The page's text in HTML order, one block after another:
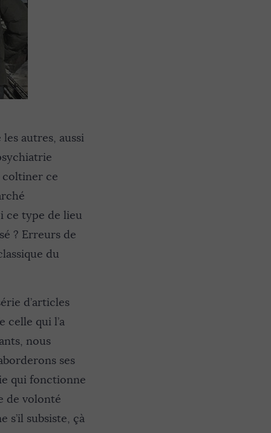
autres, aussi
coltiner ce
ce type de lieu
? Erreurs de
du
d’articles
celle qui l’a
nous
ses
qui fonctionne
de volonté
s’il subsiste, çà